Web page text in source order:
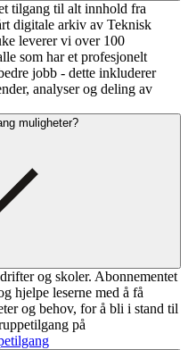
tilgang til alt innhold fra
digitale arkiv av Teknisk
leverer vi over 100
som har et profesjonelt
jobb - dette inkluderer
analyser og deling av
muligheter?
og skoler. Abonnementet
hjelpe leserne med å få
og behov, for å bli i stand til
på